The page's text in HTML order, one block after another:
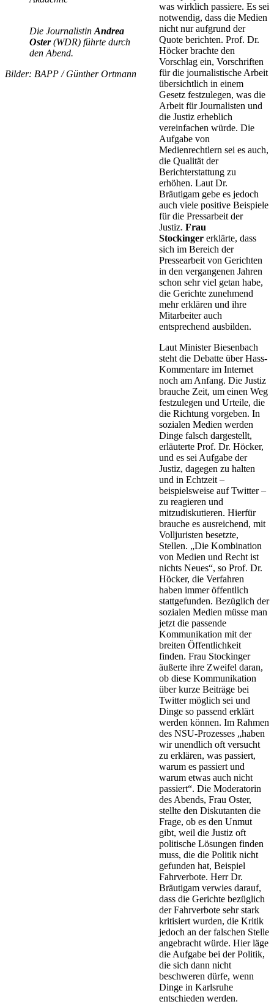
Die Journalistin Andrea
Oster(WDR) führte durch
den Abend.
Bilder: BAPP / Günther Ortmann
was wirklich passiere. Es sei
notwendig, dass die Medien
nicht nur aufgrund der
Quote berichten. Prof. Dr.
Höcker brachte den
Vorschlag ein, Vorschriften
für die journalistische Arbeit
übersichtlich in einem
Gesetz festzulegen, was die
Arbeit für Journalisten und
die Justiz erheblich
vereinfachen würde. Die
Aufgabe von
Medienrechtlern sei es auch,
die Qualität der
Berichterstattung zu
erhöhen. Laut Dr.
Bräutigam gebe es jedoch
auch viele positive Beispiele
für die Pressarbeit der
Justiz. Frau
Stockinger erklärte, dass
sich im Bereich der
Pressearbeit von Gerichten
in den vergangenen Jahren
schon sehr viel getan habe,
die Gerichte zunehmend
mehr erklären und ihre
Mitarbeiter auch
entsprechend ausbilden.
Laut Minister Biesenbach
steht die Debatte über Hass-
Kommentare im Internet
noch am Anfang. Die Justiz
brauche Zeit, um einen Weg
festzulegen und Urteile, die
die Richtung vorgeben. In
sozialen Medien werden
Dinge falsch dargestellt,
erläuterte Prof. Dr. Höcker,
und es sei Aufgabe der
Justiz, dagegen zu halten
und in Echtzeit –
beispielsweise auf Twitter –
zu reagieren und
mitzudiskutieren. Hierfür
brauche es ausreichend, mit
Volljuristen besetzte,
Stellen. „Die Kombination
von Medien und Recht ist
nichts Neues“, so Prof. Dr.
Höcker, die Verfahren
haben immer öffentlich
stattgefunden. Bezüglich der
sozialen Medien müsse man
jetzt die passende
Kommunikation mit der
breiten Öffentlichkeit
finden. Frau Stockinger
äußerte ihre Zweifel daran,
ob diese Kommunikation
über kurze Beiträge bei
Twitter möglich sei und
Dinge so passend erklärt
werden können. Im Rahmen
des NSU-Prozesses „haben
wir unendlich oft versucht
zu erklären, was passiert,
warum es passiert und
warum etwas auch nicht
passiert“. Die Moderatorin
des Abends, Frau Oster,
stellte den Diskutanten die
Frage, ob es den Unmut
gibt, weil die Justiz oft
politische Lösungen finden
muss, die die Politik nicht
gefunden hat, Beispiel
Fahrverbote. Herr Dr.
Bräutigam verwies darauf,
dass die Gerichte bezüglich
der Fahrverbote sehr stark
kritisiert wurden, die Kritik
jedoch an der falschen Stelle
angebracht würde. Hier läge
die Aufgabe bei der Politik,
die sich dann nicht
beschweren dürfe, wenn
Dinge in Karlsruhe
entschieden werden.